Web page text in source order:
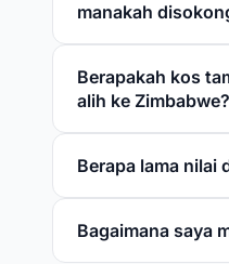
manakah
Berapakah kos
alih ke Zimbabwe?
Berapa lama nilai
Bagaimana saya